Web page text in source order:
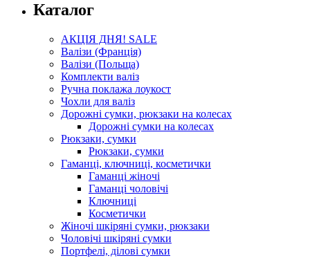
Каталог
АКЦІЯ ДНЯ! SALE
Валізи (Франція)
Валізи (Польща)
Комплекти валіз
Ручна поклажа лоукост
Чохли для валіз
Дорожні сумки, рюкзаки на колесах
Дорожні сумки на колесах
Рюкзаки, сумки
Рюкзаки, сумки
Гаманці, ключниці, косметички
Гаманці жіночі
Гаманці чоловічі
Ключниці
Косметички
Жіночі шкіряні сумки, рюкзаки
Чоловічі шкіряні сумки
Портфелі, ділові сумки